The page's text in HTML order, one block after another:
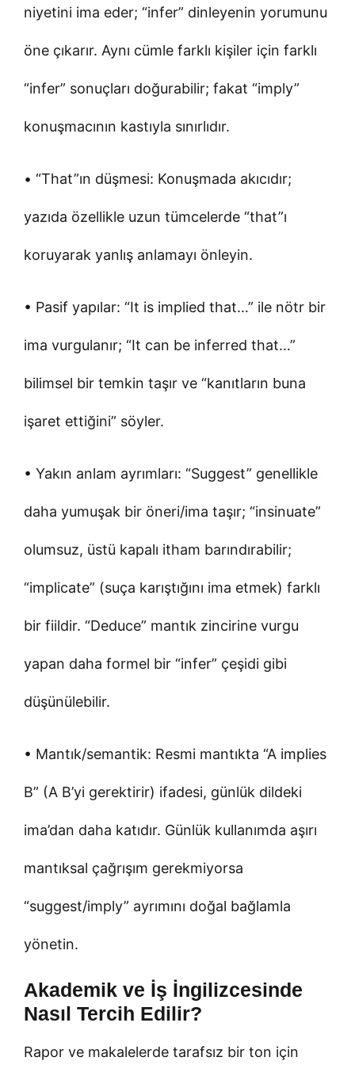
niyetini ima eder; “infer” dinleyenin yorumunu
öne çıkarır. Aynı cümle farklı kişiler için farklı
“infer” sonuçları doğurabilir; fakat “imply”
konuşmacının kastıyla sınırlıdır.
• “That”ın düşmesi: Konuşmada akıcıdır;
yazıda özellikle uzun tümcelerde “that”ı
koruyarak yanlış anlamayı önleyin.
• Pasif yapılar: “It is implied that…” ile nötr bir
ima vurgulanır; “It can be inferred that…”
bilimsel bir temkin taşır ve “kanıtların buna
işaret ettiğini” söyler.
• Yakın anlam ayrımları: “Suggest” genellikle
daha yumuşak bir öneri/ima taşır; “insinuate”
olumsuz, üstü kapalı itham barındırabilir;
“implicate” (suça karıştığını ima etmek) farklı
bir fiildir. “Deduce” mantık zincirine vurgu
yapan daha formel bir “infer” çeşidi gibi
düşünülebilir.
• Mantık/semantik: Resmi mantıkta “A implies
B” (A B’yi gerektirir) ifadesi, günlük dildeki
ima’dan daha katıdır. Günlük kullanımda aşırı
mantıksal çağrışım gerekmiyorsa
“suggest/imply” ayrımını doğal bağlamla
yönetin.
Akademik ve İş İngilizcesinde
Nasıl Tercih Edilir?
Rapor ve makalelerde tarafsız bir ton için